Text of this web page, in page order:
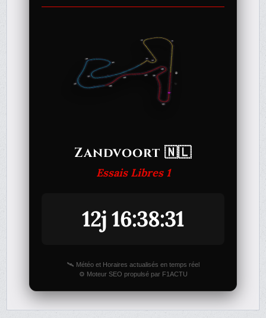
Zandvoort 🇳🇱
Essais Libres 1
12j 16:38:31
🛰️ Météo et Horaires actualisés en temps réel
⚙️ Moteur SEO propulsé par F1ACTU